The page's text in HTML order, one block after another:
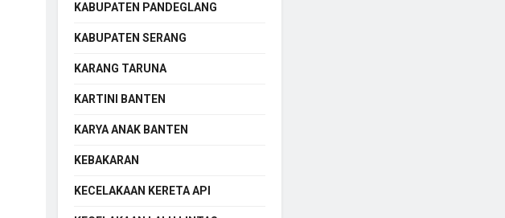
KABUPATEN PANDEGLANG
KABUPATEN SERANG
KARANG TARUNA
KARTINI BANTEN
KARYA ANAK BANTEN
KEBAKARAN
KECELAKAAN KERETA API